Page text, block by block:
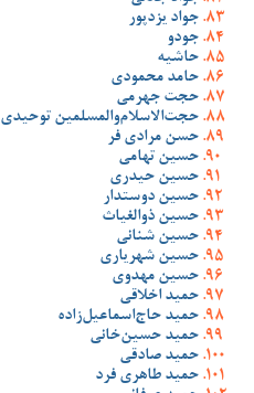
جواد یزدپور
جودو
حاشیه
حامد محمودی
حجت جهرمی
حجت‌الاسلام‌والمسلمین توحیدی
حسن مرادی فر
حسین تهامی
حسین حیدری
حسین دوستدار
حسین ذوالغیاث
حسین شنانی
حسین شهریاری
حسین مهدوی
حمید اخلاقی
حمید حاج‌اسماعیل‌زاده
حمید حسین‌خانی
حمید صادقی
حمید طاهری فرد